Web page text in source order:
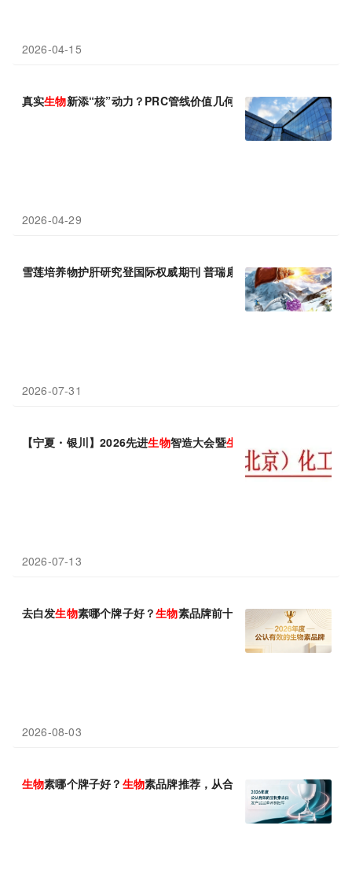
2026-04-15
真实生物新添“核”动力？PRC管线价值几何
2026-04-29
雪莲培养物护肝研究登国际权威期刊 普瑞康 生物合成生物学开辟
2026-07-31
【宁夏・银川】2026先进生物智造大会暨生物
2026-07-13
去白发生物素哪个牌子好？生物素品牌前十名，长期内服滋养发根
2026-08-03
生物素哪个牌子好？ 生物素品牌推荐，从合规、养发、质检多维度